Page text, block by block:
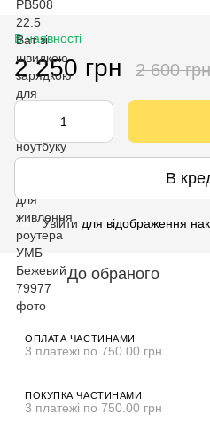
В наявності
2 250 грн 2 600 грн
В
% Увійти для відображення
До обраного
ОПЛАТА ЧАСТИНАМИ
3 платежі по 750.00 грн
ПОКУПКА ЧАСТИНАМИ
3 платежі по 750.00 грн